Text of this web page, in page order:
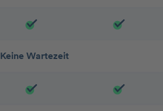
Keine Wartezeit